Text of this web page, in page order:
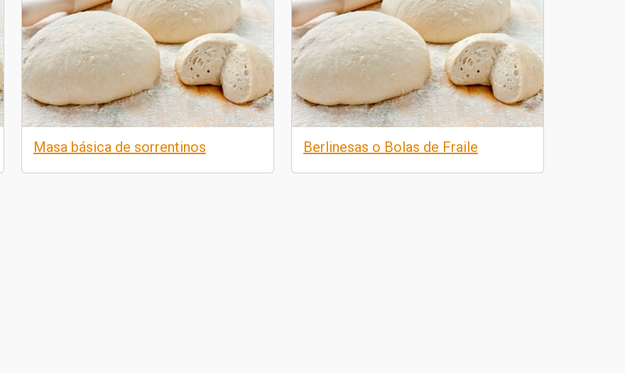
Masa básica de sorrentinos Berlinesas o Bolas de Fraile